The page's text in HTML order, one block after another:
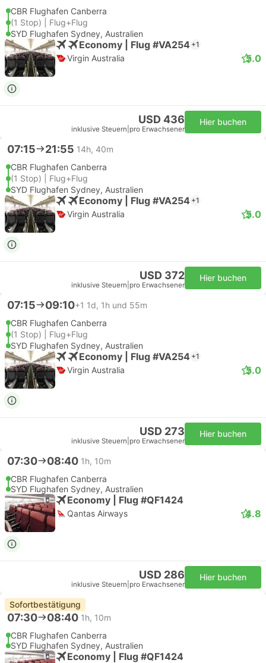
CBR Flughafen Canberra
(1 Stop) | Flug+Flug
SYD Flughafen Sydney, Australien
Economy | Flug #VA254 +1
Virgin Australia 5.0
USD 436
inklusive Steuern pro Erwachsener
Hier buchen
07:15 21:55 14h, 40m
CBR Flughafen Canberra
(1 Stop) | Flug+Flug
SYD Flughafen Sydney, Australien
Economy | Flug #VA254 +1
Virgin Australia 5.0
USD 372
inklusive Steuern pro Erwachsener
Hier buchen
07:15 09:10+1 1d, 1h und 55m
CBR Flughafen Canberra
(1 Stop) | Flug+Flug
SYD Flughafen Sydney, Australien
Economy | Flug #VA254 +1
Virgin Australia 5.0
USD 273
inklusive Steuern pro Erwachsener
Hier buchen
07:30 08:40 1h, 10m
CBR Flughafen Canberra
SYD Flughafen Sydney, Australien
Economy | Flug #QF1424
Qantas Airways 4.8
USD 286
inklusive Steuern pro Erwachsener
Hier buchen
Sofortbestätigung
07:30 08:40 1h, 10m
CBR Flughafen Canberra
SYD Flughafen Sydney, Australien
Economy | Flug #QF1424